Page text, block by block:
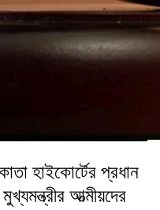
হাইকোর্টের প্রধান
আত্মীয়দের